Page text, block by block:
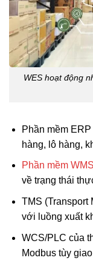
WES hoạt động
Phần mềm
hàng, lô hàng,
Phần mềm WMS
về trạng thái
TMS (Transport
với luồng xuất
WCS/PLC của
Modbus tùy